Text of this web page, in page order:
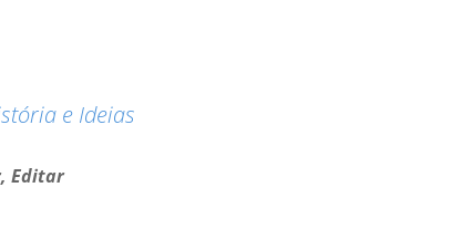
e Ideias
Editar